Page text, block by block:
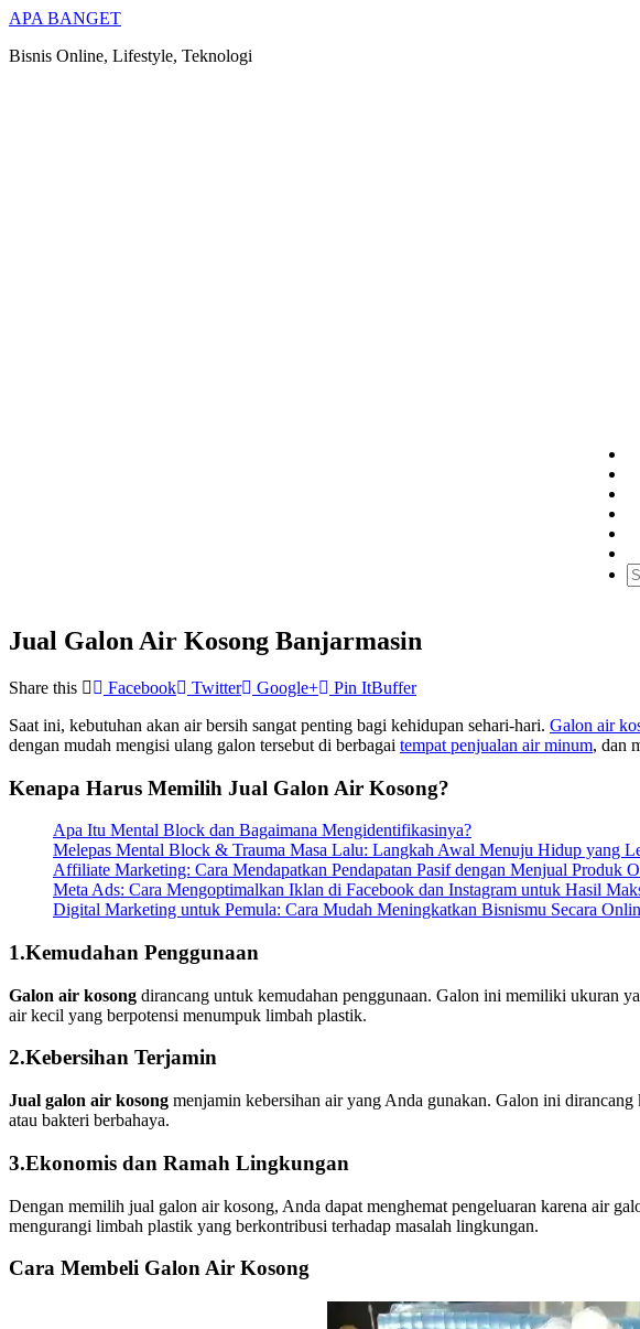
Skip
content
APA BANGET
Bisnis Online, Lifestyle, Teknologi
Jual Galon Air Kosong Banjarmasin
Share this Facebook Twitter Google+ Pin ItBuffer
Saat ini, kebutuhan akan air bersih sangat penting bagi kehidupan sehari-hari. Galon air
dengan mudah mengisi ulang galon tersebut di berbagai tempat penjualan air minum, dan
Kenapa Harus Memilih Jual Galon Air Kosong?
Apa Itu Mental Block dan Bagaimana Mengidentifikasinya?
Melepas Mental Block & Trauma Masa Lalu: Langkah Awal Menuju Hidup yang
Affiliate Marketing: Cara Mendapatkan Pendapatan Pasif dengan Menjual Produk
Meta Ads: Cara Mengoptimalkan Iklan di Facebook dan Instagram untuk Hasil
Digital Marketing untuk Pemula: Cara Mudah Meningkatkan Bisnismu Secara
1.Kemudahan Penggunaan
Galon air kosong dirancang untuk kemudahan penggunaan. Galon ini memiliki ukuran
air kecil yang berpotensi menumpuk limbah plastik.
2.Kebersihan Terjamin
Jual galon air kosong menjamin kebersihan air yang Anda gunakan. Galon ini
atau bakteri berbahaya.
3.Ekonomis dan Ramah Lingkungan
Dengan memilih jual galon air kosong, Anda dapat menghemat pengeluaran karena air
mengurangi limbah plastik yang berkontribusi terhadap masalah lingkungan.
Cara Membeli Galon Air Kosong